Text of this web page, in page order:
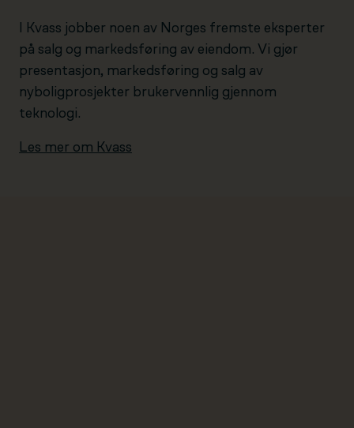
I Kvass jobber noen av Norges fremste eksperter
på salg og markedsføring av eiendom. Vi gjør
presentasjon, markedsføring og salg av
nyboligprosjekter brukervennlig gjennom
teknologi.
Les mer om Kvass